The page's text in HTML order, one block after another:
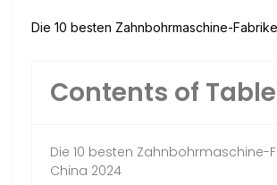
Die 10 besten Zahnbohrmaschine-
Contents of Table
Die 10 besten Zahnbohrmaschine-
China 2024